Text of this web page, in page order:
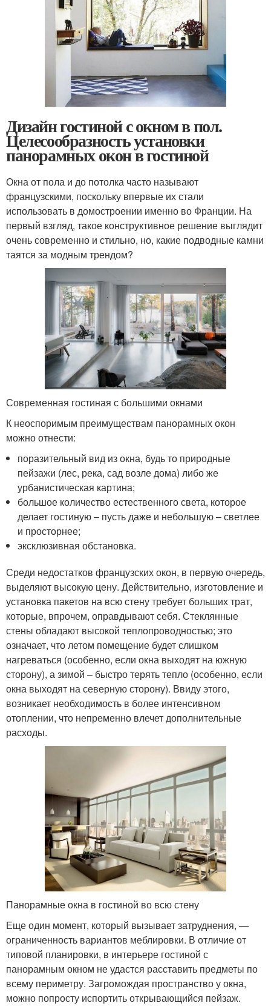
Дизайн гостиной с окном в пол.
Целесообразность установки
панорамных окон в гостиной
Окна от пола и до потолка часто называют
французскими, поскольку впервые их стали
использовать в домостроении именно во Франции. На
первый взгляд, такое конструктивное решение выглядит
очень современно и стильно, но, какие подводные камни
таятся за модным трендом?
Современная гостиная с большими окнами
К неоспоримым преимуществам панорамных окон
можно отнести:
поразительный вид из окна, будь то природные
пейзажи (лес, река, сад возле дома) либо же
урбанистическая картина;
большое количество естественного света, которое
делает гостиную – пусть даже и небольшую – светлее
и просторнее;
эксклюзивная обстановка.
Среди недостатков французских окон, в первую очередь,
выделяют высокую цену. Действительно, изготовление и
установка пакетов на всю стену требует больших трат,
которые, впрочем, оправдывают себя. Стеклянные
стены обладают высокой теплопроводностью; это
означает, что летом помещение будет слишком
нагреваться (особенно, если окна выходят на южную
сторону), а зимой – быстро терять тепло (особенно, если
окна выходят на северную сторону). Ввиду этого,
возникает необходимость в более интенсивном
отоплении, что непременно влечет дополнительные
расходы.
Панорамные окна в гостиной во всю стену
Еще один момент, который вызывает затруднения, —
ограниченность вариантов меблировки. В отличие от
типовой планировки, в интерьере гостиной с
панорамным окном не удастся расставить предметы по
всему периметру. Загромождая пространство у окна,
можно попросту испортить открывающийся пейзаж.